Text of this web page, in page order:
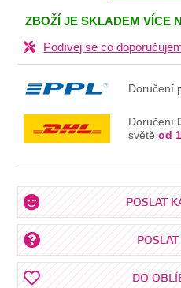
ZBOŽÍ JE SKLADEM VÍCE
Podívej se co
Doručení
Doručení
světěod
POSLAT
DO